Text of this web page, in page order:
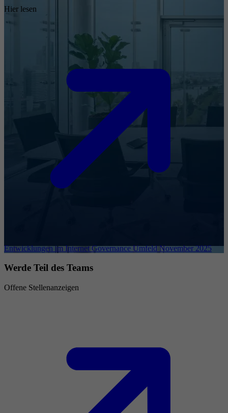
Hier lesen
Entwicklungen im Internet Governance Umfeld November 2025
Werde Teil des Teams
Offene Stellenanzeigen